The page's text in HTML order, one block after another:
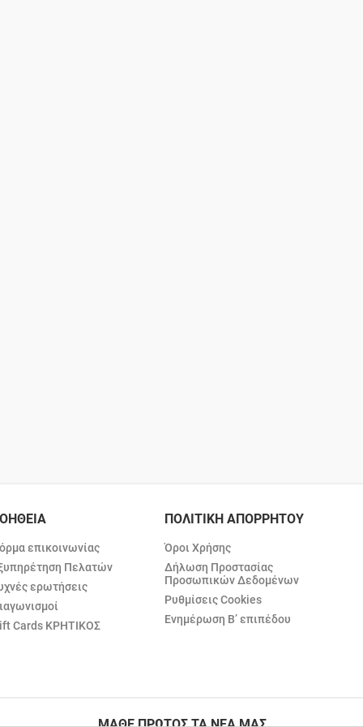
επικοινωνίας
Πελατών
ερωτήσεις
Cards ΚΡΗΤΙΚΟΣ
ΠΟΛΙΤΙΚΗ ΑΠΟΡΡΗΤΟΥ
Όροι Χρήσης
Δήλωση Προστασίας
Προσωπικών Δεδομένων
Ρυθμίσεις Cookies
Ενημέρωση Β’ επιπέδου